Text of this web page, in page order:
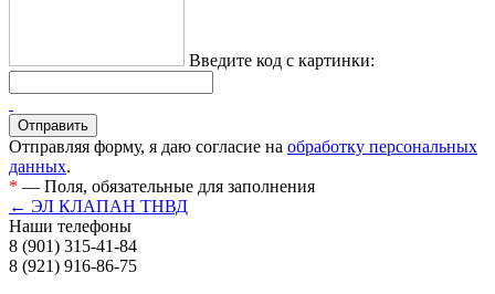
Введите код с картинки:
Отправляя форму, я даю согласие на обработку персональных
данных.
* — Поля, обязательные для заполнения
← ЭЛ КЛАПАН ТНВД
Наши телефоны
8 (901) 315-41-84
8 (921) 916-86-75